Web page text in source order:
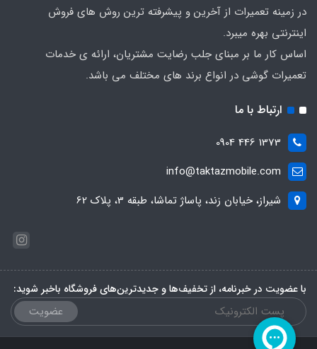
در زمینه تعمیرات از آخرین و پیشرفته ترین روش های فروش
اینترنتی بهره میبرد.
اساس کار ما بر مبنای جلب رضایت مشتریان، ارائه ی خدمات
تعمیرات گوشی در انواع برند های مختلف می باشد.
ارتباط با ما
1373 446 0904
info@taktazmobile.com
شیراز، خیابان زند، پاساژ تماشا، طبقه 3، پلاک 62
با عضویت در خبرنامه، از تخفیف‌ها و جدیدترین‌های فروشگاه باخبر شوید:
عضویت